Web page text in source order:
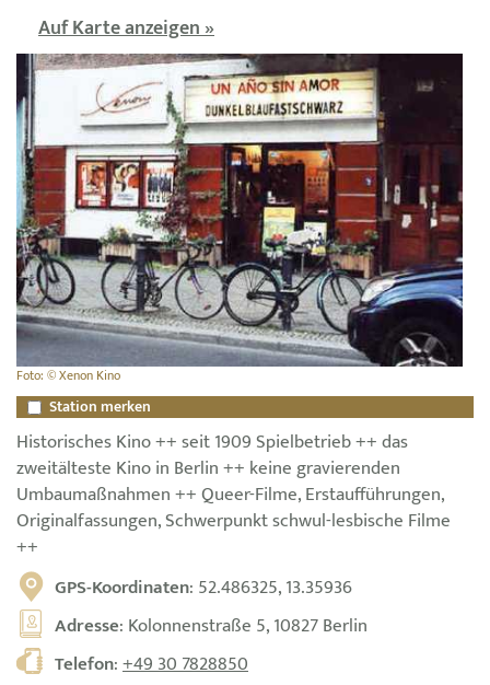
Auf Karte anzeigen »
Foto: © Xenon Kino
Station merken
Historisches Kino ++ seit 1909 Spielbetrieb ++ das
zweitälteste Kino in Berlin ++ keine gravierenden
Umbaumaßnahmen ++ Queer-Filme, Erstaufführungen,
Originalfassungen, Schwerpunkt schwul-lesbische Filme
++
GPS-Koordinaten: 52.486325, 13.35936
Adresse: Kolonnenstraße 5, 10827 Berlin
Telefon:+49 30 7828850